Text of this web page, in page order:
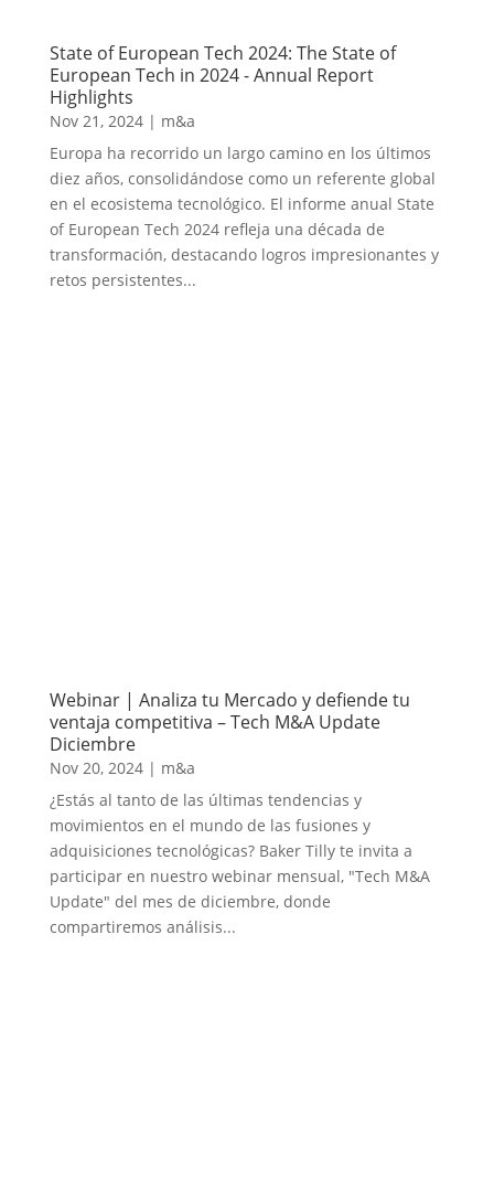
State of European Tech 2024: The State of
European Tech in 2024 - Annual Report
Highlights
Nov 21, 2024| m&a
Europa ha recorrido un largo camino en los últimos
diez años, consolidándose como un referente global
en el ecosistema tecnológico. El informe anual State
of European Tech 2024 refleja una década de
transformación, destacando logros impresionantes y
retos persistentes...
Webinar | Analiza tu Mercado y defiende tu
ventaja competitiva – Tech M&A Update
Diciembre
Nov 20, 2024| m&a
¿Estás al tanto de las últimas tendencias y
movimientos en el mundo de las fusiones y
adquisiciones tecnológicas? Baker Tilly te invita a
participar en nuestro webinar mensual, "Tech M&A
Update" del mes de diciembre, donde
compartiremos análisis...